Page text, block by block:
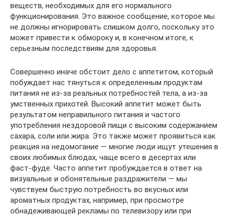
веществ, необходимых для его нормального
функционирования. Это важное сообщение, которое мы
не должны игнорировать слишком долго, поскольку это
может привести к обмороку и, в конечном итоге, к
серьезным последствиям для здоровья.
Совершенно иначе обстоит дело с аппетитом, который
побуждает нас тянуться к определенным продуктам
питания не из-за реальных потребностей тела, а из-за
умственных прихотей. Высокий аппетит может быть
результатом неправильного питания и частого
употребления нездоровой пищи с высоким содержанием
сахара, соли или жира. Это также может проявиться как
реакция на недомогание — многие люди ищут утешения в
своих любимых блюдах, чаще всего в десертах или
фаст-фуде. Часто аппетит пробуждается в ответ на
визуальные и обонятельные раздражители — мы
чувствуем быструю потребность во вкусных или
ароматных продуктах, например, при просмотре
обнадеживающей рекламы по телевизору или при